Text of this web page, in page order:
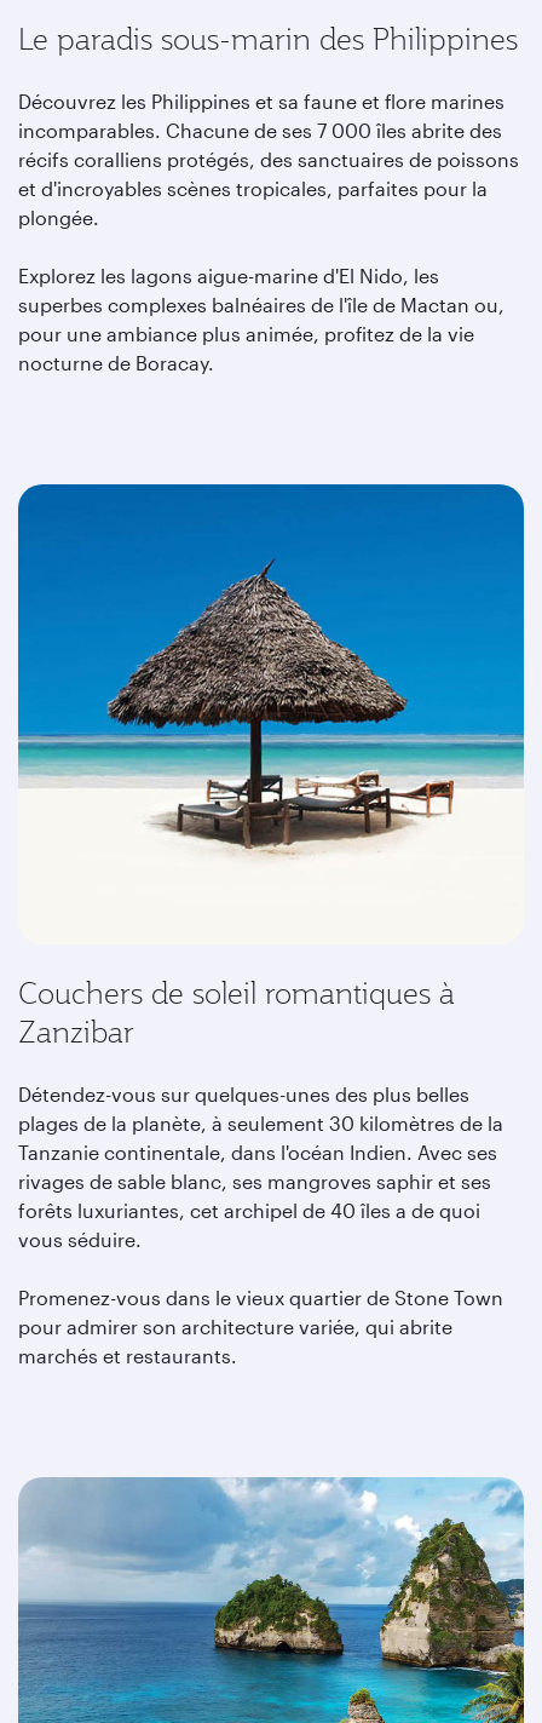
Le paradis sous-marin des Philippines
Découvrez les Philippines et sa faune et flore marines
incomparables. Chacune de ses 7 000 îles abrite des
récifs coralliens protégés, des sanctuaires de poissons
et d'incroyables scènes tropicales, parfaites pour la
plongée.
Explorez les lagons aigue-marine d'El Nido, les
superbes complexes balnéaires de l'île de Mactan ou,
pour une ambiance plus animée, profitez de la vie
nocturne de Boracay.
Couchers de soleil romantiques à
Zanzibar
Détendez-vous sur quelques-unes des plus belles
plages de la planète, à seulement 30 kilomètres de la
Tanzanie continentale, dans l'océan Indien. Avec ses
rivages de sable blanc, ses mangroves saphir et ses
forêts luxuriantes, cet archipel de 40 îles a de quoi
vous séduire.
Promenez-vous dans le vieux quartier de Stone Town
pour admirer son architecture variée, qui abrite
marchés et restaurants.